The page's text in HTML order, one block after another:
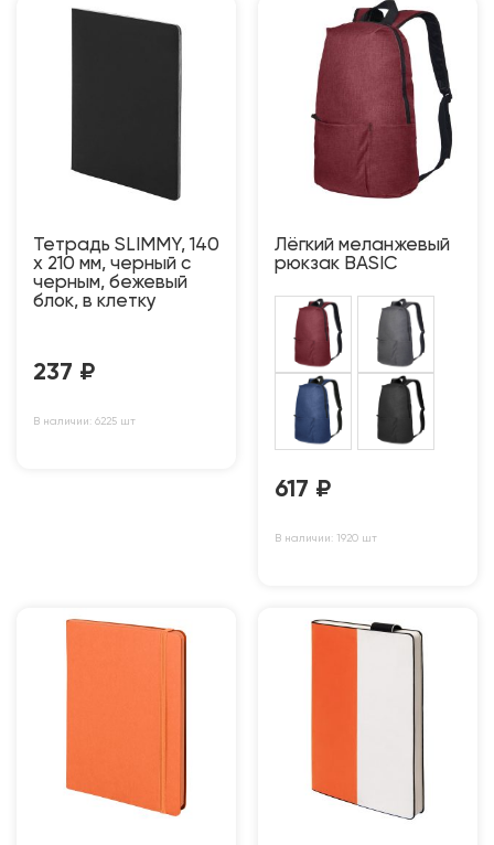
Тетрадь SLIMMY, 140
х 210 мм, черный с
черным, бежевый
блок, в клетку
237 ₽
В наличии: 6225 шт
Лёгкий меланжевый
рюкзак BASIC
617 ₽
В наличии: 1920 шт